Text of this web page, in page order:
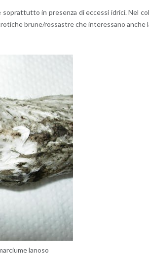
in pre­sen­za di ec­ces­si idri­ci. Nel
brune/ros­sa­stre che in­te­res­sa­no anche
la­no­so